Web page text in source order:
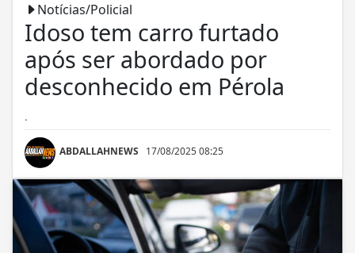
Notícias/Policial
Idoso tem carro furtado
após ser abordado por
desconhecido em Pérola
.
ABDALLAHNEWS 17/08/2025 08:25